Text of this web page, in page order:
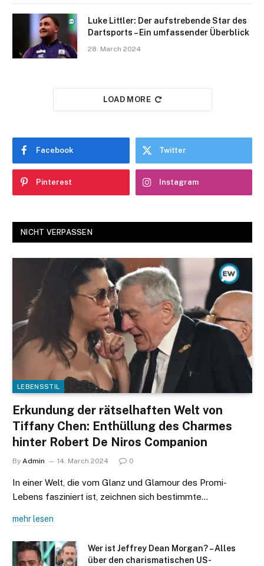
Luke Littler: Der aufstrebende Star des
Dartsports – Ein umfassender Überblick
28. March 2024
LOAD MORE
Facebook Twitter
Pinterest Instagram
NICHT VERPASSEN
LEBENSSTIL
Erkundung der rätselhaften Welt von
Tiffany Chen: Enthüllung des Charmes
hinter Robert De Niros Companion
By Admin 14. March 2024 0
In einer Welt, die vom Glanz und Glamour des Promi-
Lebens fasziniert ist, zeichnen sich bestimmte…
mehr lesen
Wer ist Jeffrey Dean Morgan? – Alles
über den charismatischen US-